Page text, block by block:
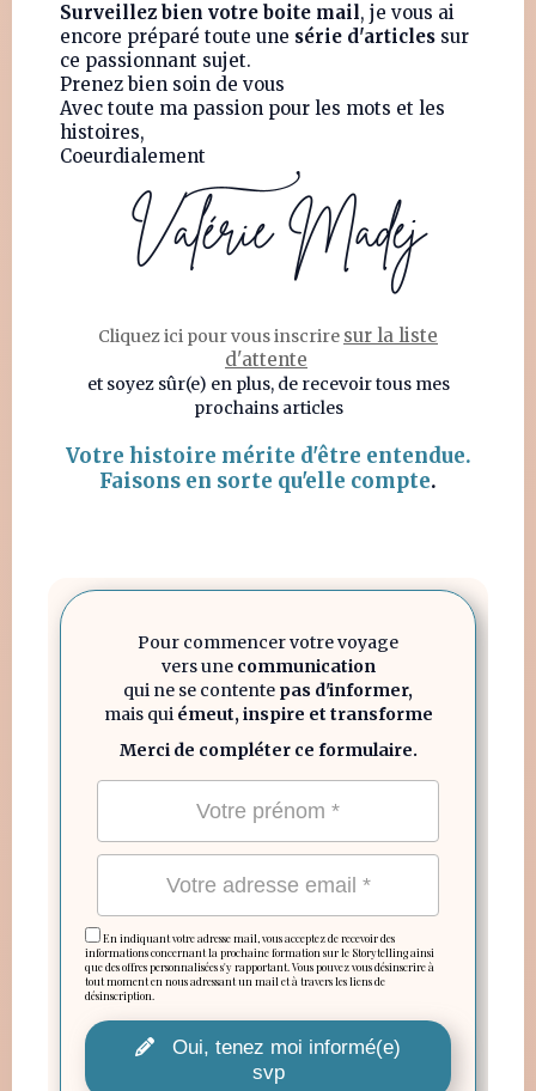
Surveillez bien votre boite mail, je vous ai
encore préparé toute une série d'articles sur
ce passionnant sujet.
Prenez bien soin de vous
Avec toute ma passion pour les mots et les
histoires,
Coeurdialement
Cliquez ici pour vous inscrire sur la liste
d'attente
et soyez sûr(e) en plus, de recevoir tous mes
prochains articles
Votre histoire mérite d'être entendue.
Faisons en sorte qu'elle compte.
Pour commencer votre voyage
vers une communication
qui ne se contente pas d'informer,
mais quiémeut, inspire et transforme
Merci de compléter ce formulaire.
En indiquant votre adresse mail, vous acceptez de recevoir des
informations concernant la prochaine formation sur le Storytelling ainsi
que des offres personnalisées s'y rapportant. Vous pouvez vous désinscrire à
tout moment en nous adressant un mail et à travers les liens de
désinscription.
Oui, tenez moi informé(e)
svp